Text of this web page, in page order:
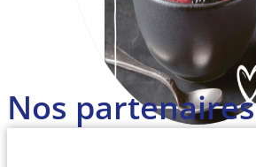
Nos partenaires